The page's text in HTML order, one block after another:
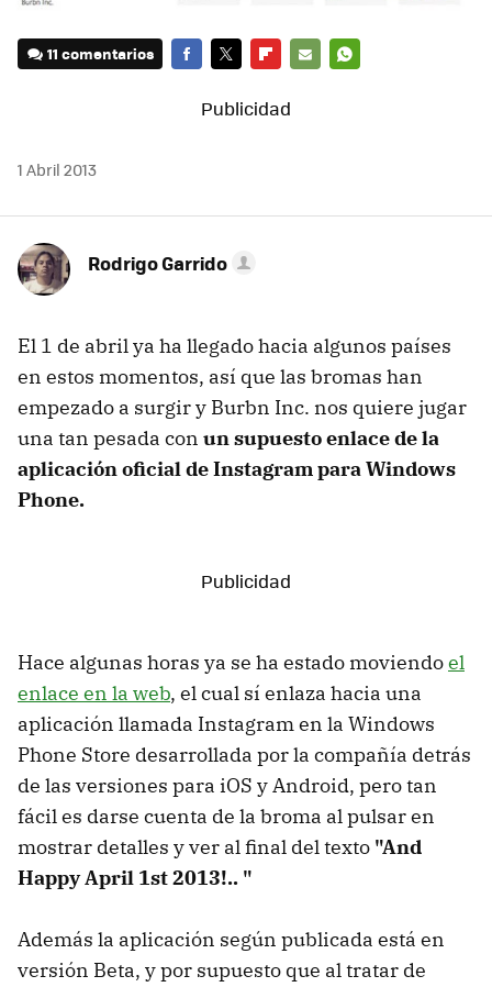
11 comentarios
1 Abril 2013
Rodrigo Garrido
El 1 de abril ya ha llegado hacia algunos países
en estos momentos, así que las bromas han
empezado a surgir y Burbn Inc. nos quiere jugar
una tan pesada con un supuesto enlace de la
aplicación oficial de Instagram para Windows
Phone.
Hace algunas horas ya se ha estado moviendoel
enlace en la web, el cual sí enlaza hacia una
aplicación llamada Instagram en la Windows
Phone Store desarrollada por la compañía detrás
de las versiones para iOS y Android, pero tan
fácil es darse cuenta de la broma al pulsar en
mostrar detalles y ver al final del texto "And
Happy April 1st 2013!.. "
Además la aplicación según publicada está en
versión Beta, y por supuesto que al tratar de